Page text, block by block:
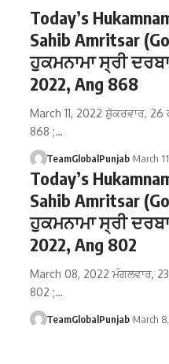
Today’s
Sahib Amritsar
ਹੁਕਮਨਾਮਾ ਸ੍ਰੀ
2022, Ang 868
March 11, 2022 ਸ਼ੁੱਕਰਵਾਰ,
868 ;…
TeamGlobalPunjab March
Today’s
Sahib Amritsar
ਹੁਕਮਨਾਮਾ ਸ੍ਰੀ
2022, Ang 802
March 08, 2022 ਮੰਗਲਵਾਰ,
802 ;…
TeamGlobalPunjab March